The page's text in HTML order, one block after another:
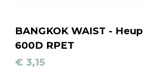
BANGKOK WAIST -
600D RPET
€ 3,15